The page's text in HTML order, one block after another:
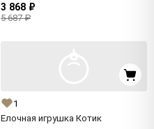
3 868 ₽
5 687 ₽
1
Елочная игрушка Котик